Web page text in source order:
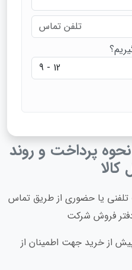
پرداخت و روند
یا حضوری از طریق تماس
فروش شرکت
از خرید جهت اطمینان از